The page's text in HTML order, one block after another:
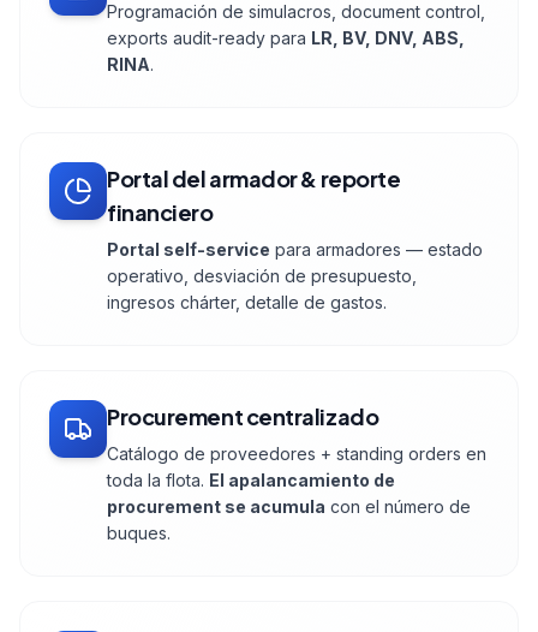
Programación de simulacros, document control,
exports audit-ready para LR, BV, DNV, ABS,
RINA.
Portal del armador & reporte
financiero
Portal self-service para armadores — estado
operativo, desviación de presupuesto,
ingresos chárter, detalle de gastos.
Procurement centralizado
Catálogo de proveedores + standing orders en
toda la flota. El apalancamiento de
procurement se acumula con el número de
buques.